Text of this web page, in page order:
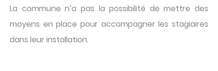
La commune n’a pas la possibilité de mettre des
moyens en place pour accompagner les stagiaires
dans leur installation.